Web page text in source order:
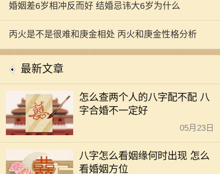
婚姻差6岁相冲反而好 结婚忌讳大6岁为什么
丙火是不是很难和庚金相处 丙火和庚金性格分析
最新文章
怎么查两个人的八字配不配 八
字合婚不一定好
05月23日
八字怎么看姻缘何时出现 怎么
看婚姻方位